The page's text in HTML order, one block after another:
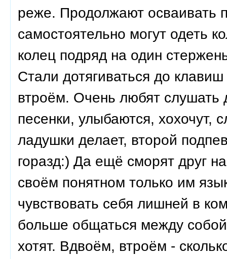
реже. Продолжают осваивать
самостоятельно могут одеть
колец подряд на один
Стали дотягиваться до
втроём. Очень любят слушать
песенки, улыбаются, хохочут,
ладушки делает, второй
горазд:) Да ещё сморят друг
своём понятном только им
чувствовать себя лишней в
больше общаться между
хотят. Вдвоём, втроём -